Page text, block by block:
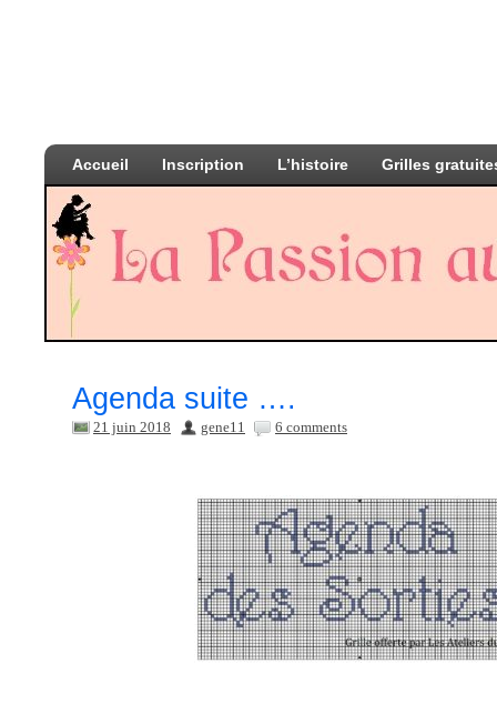
Accueil Inscription L’histoire Grilles
Agenda suite ….
21 juin 2018 gene11 6 comments